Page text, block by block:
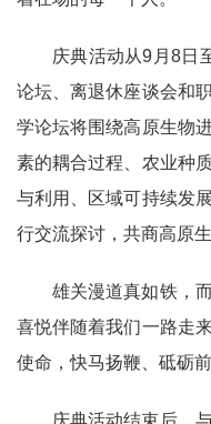
庆典活动从9月8日
论坛、离退休座谈会和
学论坛将围绕高原生物
素的耦合过程、农业种
与利用、区域可持续发
行交流探讨，共商高原
雄关漫道真如铁，
喜悦伴随着我们一路走
使命，快马扬鞭、砥砺前
庆典活动结束后，